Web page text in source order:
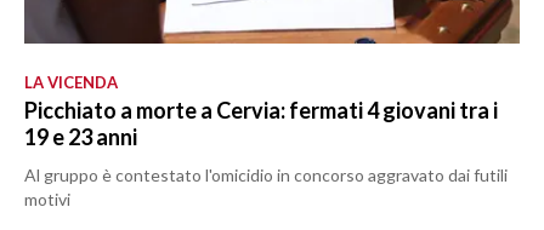
LA VICENDA
Picchiato a morte a Cervia: fermati 4 giovani tra i
19 e 23 anni
Al gruppo è contestato l'omicidio in concorso aggravato dai futili
motivi